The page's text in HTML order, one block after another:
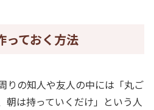
っておく方法
りの知人や友人の中には「丸ご
朝は持っていくだけ」という人